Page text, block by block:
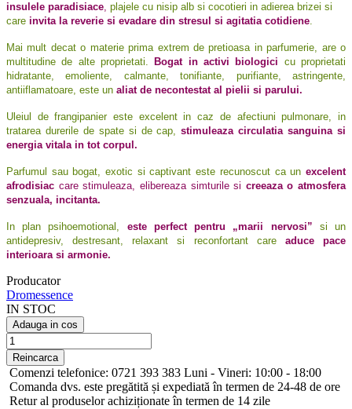
insulele paradisiace, plajele cu nisip alb si cocotieri in adierea brizei si
care invita la reverie si evadare din stresul si agitatia cotidiene.
Mai mult decat o materie prima extrem de pretioasa in parfumerie, are o
multitudine de alte proprietati.
Bogat in activi biologici cu proprietati
hidratante, emoliente, calmante, tonifiante, purifiante, astringente,
antiiflamatoare, este un aliat de necontestat al pielii si parului.
Uleiul de frangipanier este excelent in caz de afectiuni pulmonare, in
tratarea durerile de spate si de cap,stimuleaza circulatia sanguina si
energia vitala in tot corpul.
Parfumul sau bogat, exotic si captivant este recunoscut ca un excelent
afrodisiac care stimuleaza, elibereaza simturile si creeaza o atmosfera
senzuala, incitanta.
In plan psihoemotional, este perfect pentru „marii nervosi”
si un
antidepresiv, destresant, relaxant si reconfortant care
aduce pace
interioara si armonie.
Producator
Dromessence
IN STOC
Adauga in cos
Comenzi telefonice: 0721 393 383 Luni - Vineri: 10:00 - 18:00
Comanda dvs. este pregătită și expediată în termen de 24-48 de ore
Retur al produselor achiziționate în termen de 14 zile